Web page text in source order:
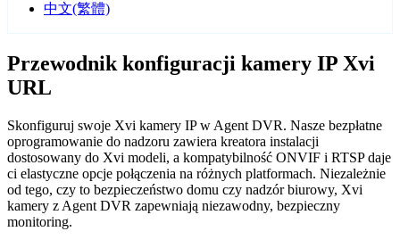
中文(繁體)
Przewodnik konfiguracji kamery IP Xvi
URL
Skonfiguruj swoje Xvi kamery IP w Agent DVR. Nasze bezpłatne
oprogramowanie do nadzoru zawiera kreatora instalacji
dostosowany do Xvi modeli, a kompatybilność ONVIF i RTSP daje
ci elastyczne opcje połączenia na różnych platformach. Niezależnie
od tego, czy to bezpieczeństwo domu czy nadzór biurowy, Xvi
kamery z Agent DVR zapewniają niezawodny, bezpieczny
monitoring.